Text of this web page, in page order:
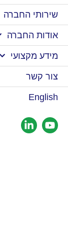
שירותי החברה
אודות החברה
מידע מקצועי
צור קשר
English